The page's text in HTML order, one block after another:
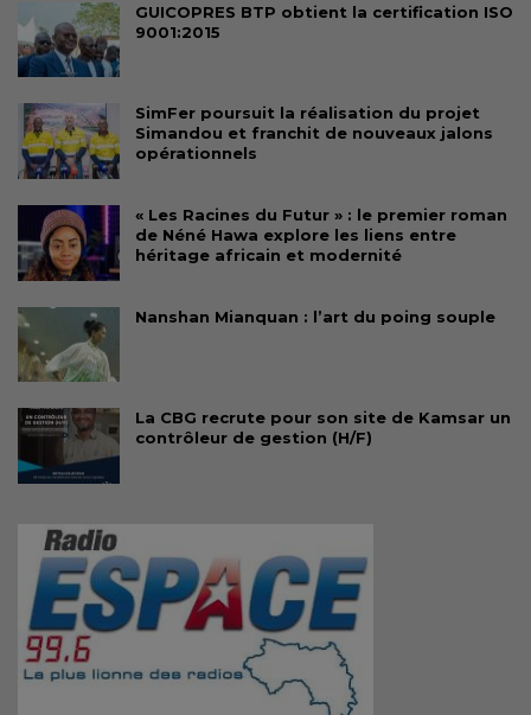
GUICOPRES BTP obtient la certification ISO
9001:2015
SimFer poursuit la réalisation du projet
Simandou et franchit de nouveaux jalons
opérationnels
« Les Racines du Futur » : le premier roman
de Néné Hawa explore les liens entre
héritage africain et modernité
Nanshan Mianquan : l’art du poing souple
La CBG recrute pour son site de Kamsar un
contrôleur de gestion (H/F)